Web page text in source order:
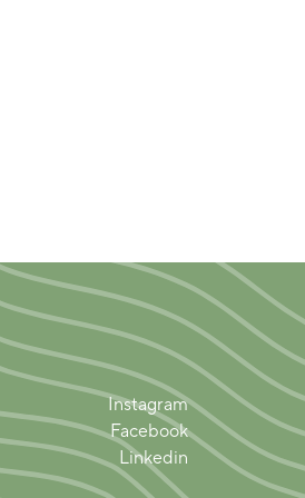
Instagram
Facebook
Linkedin